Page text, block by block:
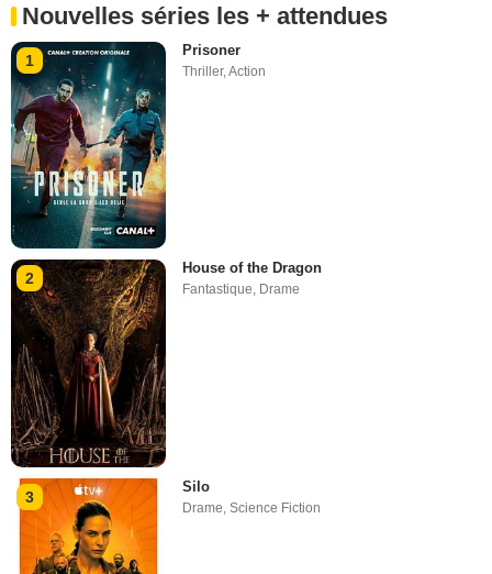
Nouvelles séries les + attendues
1
Prisoner
Thriller,Action
2
House of the Dragon
Fantastique, Drame
3
Silo
Drame ,Science Fiction